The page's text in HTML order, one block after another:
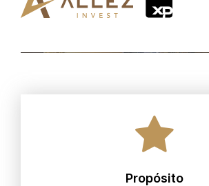
Propósito